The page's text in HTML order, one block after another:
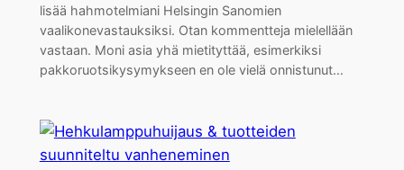
lisää hahmotelmiani Helsingin Sanomien
vaalikonevastauksiksi. Otan kommentteja mielellään
vastaan. Moni asia yhä mietityttää, esimerkiksi
pakkoruotsikysymykseen en ole vielä onnistunut…